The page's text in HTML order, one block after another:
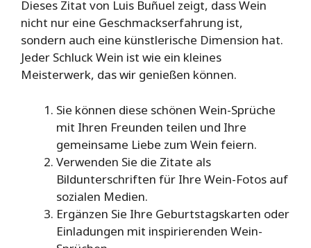
Dieses Zitat von Luis Buñuel zeigt, dass Wein
nicht nur eine Geschmackserfahrung ist,
sondern auch eine künstlerische Dimension hat.
Jeder Schluck Wein ist wie ein kleines
Meisterwerk, das wir genießen können.
Sie können diese schönen Wein-Sprüche
mit Ihren Freunden teilen und Ihre
gemeinsame Liebe zum Wein feiern.
Verwenden Sie die Zitate als
Bildunterschriften für Ihre Wein-Fotos auf
sozialen Medien.
Ergänzen Sie Ihre Geburtstagskarten oder
Einladungen mit inspirierenden Wein-